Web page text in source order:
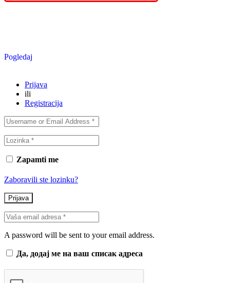
Pogledaj
Prijava
ili
Registracija
Zapamti me
Zaboravili ste lozinku?
Prijava
A password will be sent to your email address.
Да, додај ме на ваш списак адреса